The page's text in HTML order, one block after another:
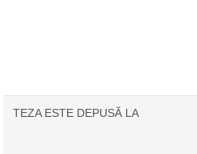
TEZA ESTE DEPUSĂ LA